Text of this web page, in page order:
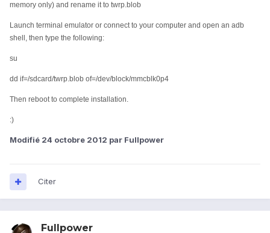
memory only) and rename it to twrp.blob
Launch terminal emulator or connect to your computer and open an adb
shell, then type the following:
su
dd if=/sdcard/twrp.blob of=/dev/block/mmcblk0p4
Then reboot to complete installation.
:)
Modifié 24 octobre 2012 par Fullpower
Citer
Fullpower